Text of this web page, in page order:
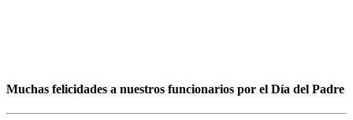
Muchas felicidades a nuestros funcionarios por el Día del Padre